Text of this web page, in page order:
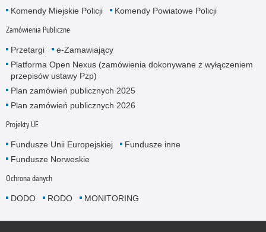
Komendy Miejskie Policji Komendy Powiatowe Policji
Zamówienia Publiczne
Przetargi
e-Zamawiający
Platforma Open Nexus (zamówienia dokonywane z wyłączeniem
przepisów ustawy Pzp)
Plan zamówień publicznych 2025
Plan zamówień publicznych 2026
Projekty UE
Fundusze Unii Europejskiej
Fundusze inne
Fundusze Norweskie
Ochrona danych
DODO RODO MONITORING